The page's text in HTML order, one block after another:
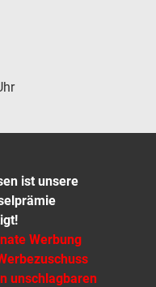
ist unsere
Werbung
unschlagbaren